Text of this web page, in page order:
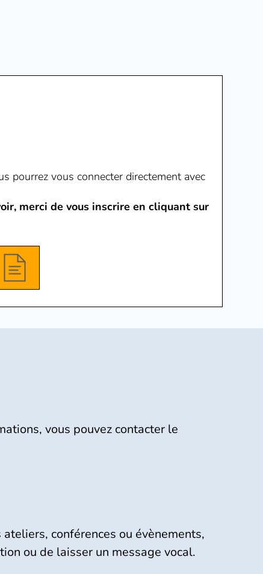
pourrez vous connecter directement avec
merci de vous inscrire en cliquant sur
vous pouvez contacter le
conférences ou évènements,
ou de laisser un message vocal.